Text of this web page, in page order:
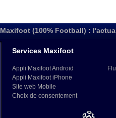
Maxifoot (100% Football) :
Services Maxifoot
Appli Maxifoot Android
Appli Maxifoot iPhone
Site web Mobile
Choix de consentement